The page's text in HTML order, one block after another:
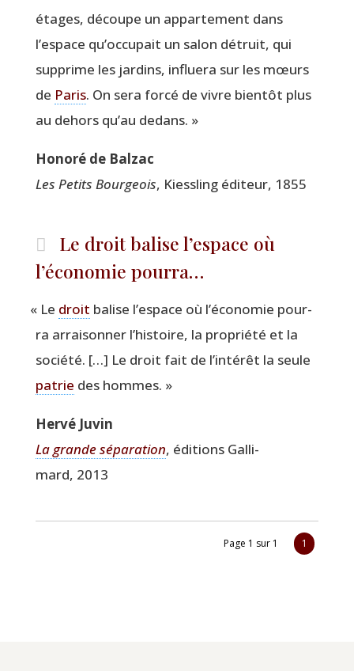
étages, découpe un appar­te­ment dans
l’espace qu’occupait un salon détruit, qui
sup­prime les jar­dins, influe­ra sur les mœurs
de Paris. On sera for­cé de vivre bien­tôt plus
au dehors qu’au dedans. »
Hono­ré de Balzac
Les Petits Bour­geois, Kiess­ling édi­teur, 1855
Le droit balise l’espace où
l’économie pourra…
« Le droit balise l’espace où l’économie pour­
ra arrai­son­ner l’histoire, la pro­prié­té et la
socié­té. […] Le droit fait de l’intérêt la seule
patrie des hommes. »
Her­vé Juvin
La grande sépa­ra­tion, édi­tions Gal­li­
mard, 2013
Page 1 sur 1 1